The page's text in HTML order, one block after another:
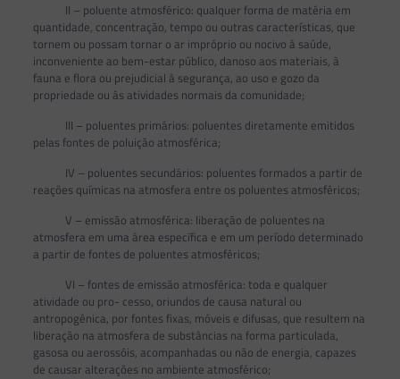
II – poluente atmosférico: qualquer forma de matéria em
quantidade, concentração, tempo ou outras características, que
tornem ou possam tornar o ar impróprio ou nocivo à saúde,
inconveniente ao bem-estar público, danoso aos materiais, à
fauna e flora ou prejudicial à segurança, ao uso e gozo da
propriedade ou às atividades normais da comunidade;
III – poluentes primários: poluentes diretamente emitidos
pelas fontes de poluição atmosférica;
IV – poluentes secundários: poluentes formados a partir de
reações químicas na atmosfera entre os poluentes atmosféricos;
V – emissão atmosférica: liberação de poluentes na
atmosfera em uma área específica e em um período determinado
a partir de fontes de poluentes atmosféricos;
VI – fontes de emissão atmosférica: toda e qualquer
atividade ou pro- cesso, oriundos de causa natural ou
antropogênica, por fontes fixas, móveis e difusas, que resultem na
liberação na atmosfera de substâncias na forma particulada,
gasosa ou aerossóis, acompanhadas ou não de energia, capazes
de causar alterações no ambiente atmosférico;